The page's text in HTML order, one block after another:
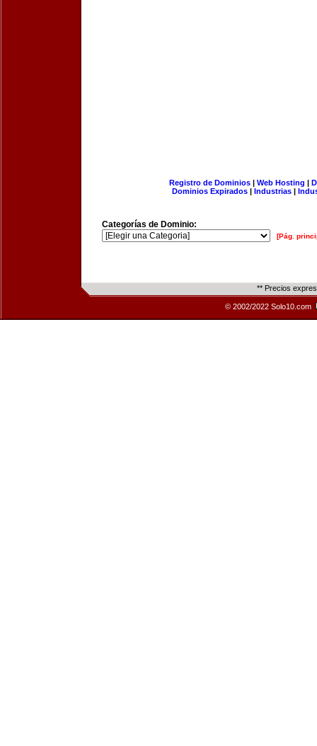
Registro de Dominios| Web Hosting |
Dominios Expirados | Industrias |
Categorías de Dominio:
[Pág.
** Precios
© 2002/2022 Solo10.com